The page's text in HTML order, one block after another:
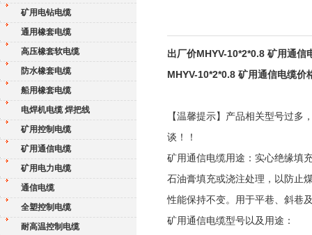
矿用电钻电缆
通用橡套电缆
高压橡套软电缆
防水橡套电缆
船用橡套电缆
电焊机电缆 焊把线
矿用控制电缆
矿用通信电缆
矿用电力电缆
通信电缆
全塑控制电缆
耐高温控制电缆
出厂价MHYV-10*2*0.8 矿用通信
MHYV-10*2*0.8 矿用通信电缆价
【温馨提示】产品相关型号过
谈！！
矿用通信电缆用途：实心绝缘填
石油膏填充或浇注处理，以防止
性能保持不变。用于平巷、斜巷
矿用通信电缆型号以及用途：